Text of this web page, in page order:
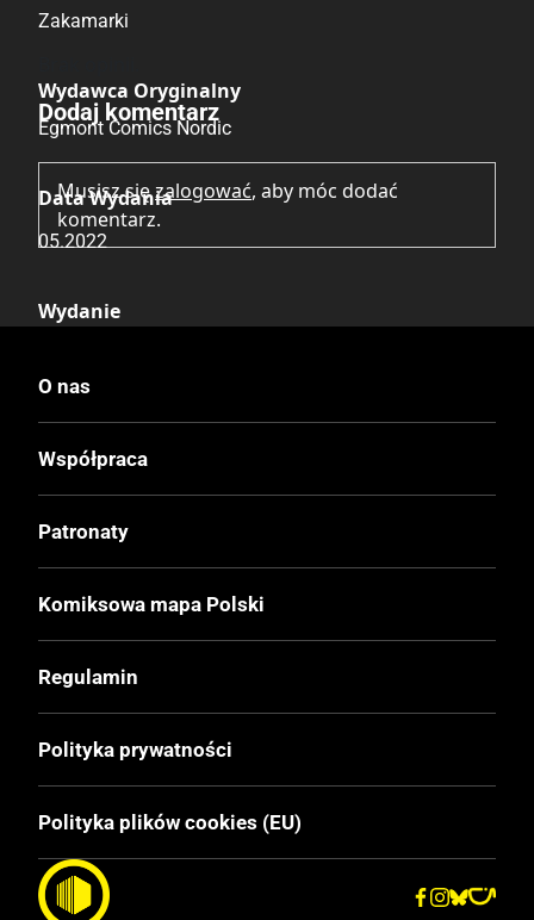
Zakamarki
Wydawca Oryginalny
Egmont Comics Nordic
Data Wydania
05.2022
Wydanie
Druk
Kolor
Oprawa
Twarda
Format
200x245 mm
Liczba Stron
39.90 zł
Dodaj komentarz
Musisz sięzalogować, aby móc dodać
komentarz.
O nas
Współpraca
Patronaty
Komiksowa mapa Polski
Regulamin
Polityka prywatności
Polityka plików cookies (EU)